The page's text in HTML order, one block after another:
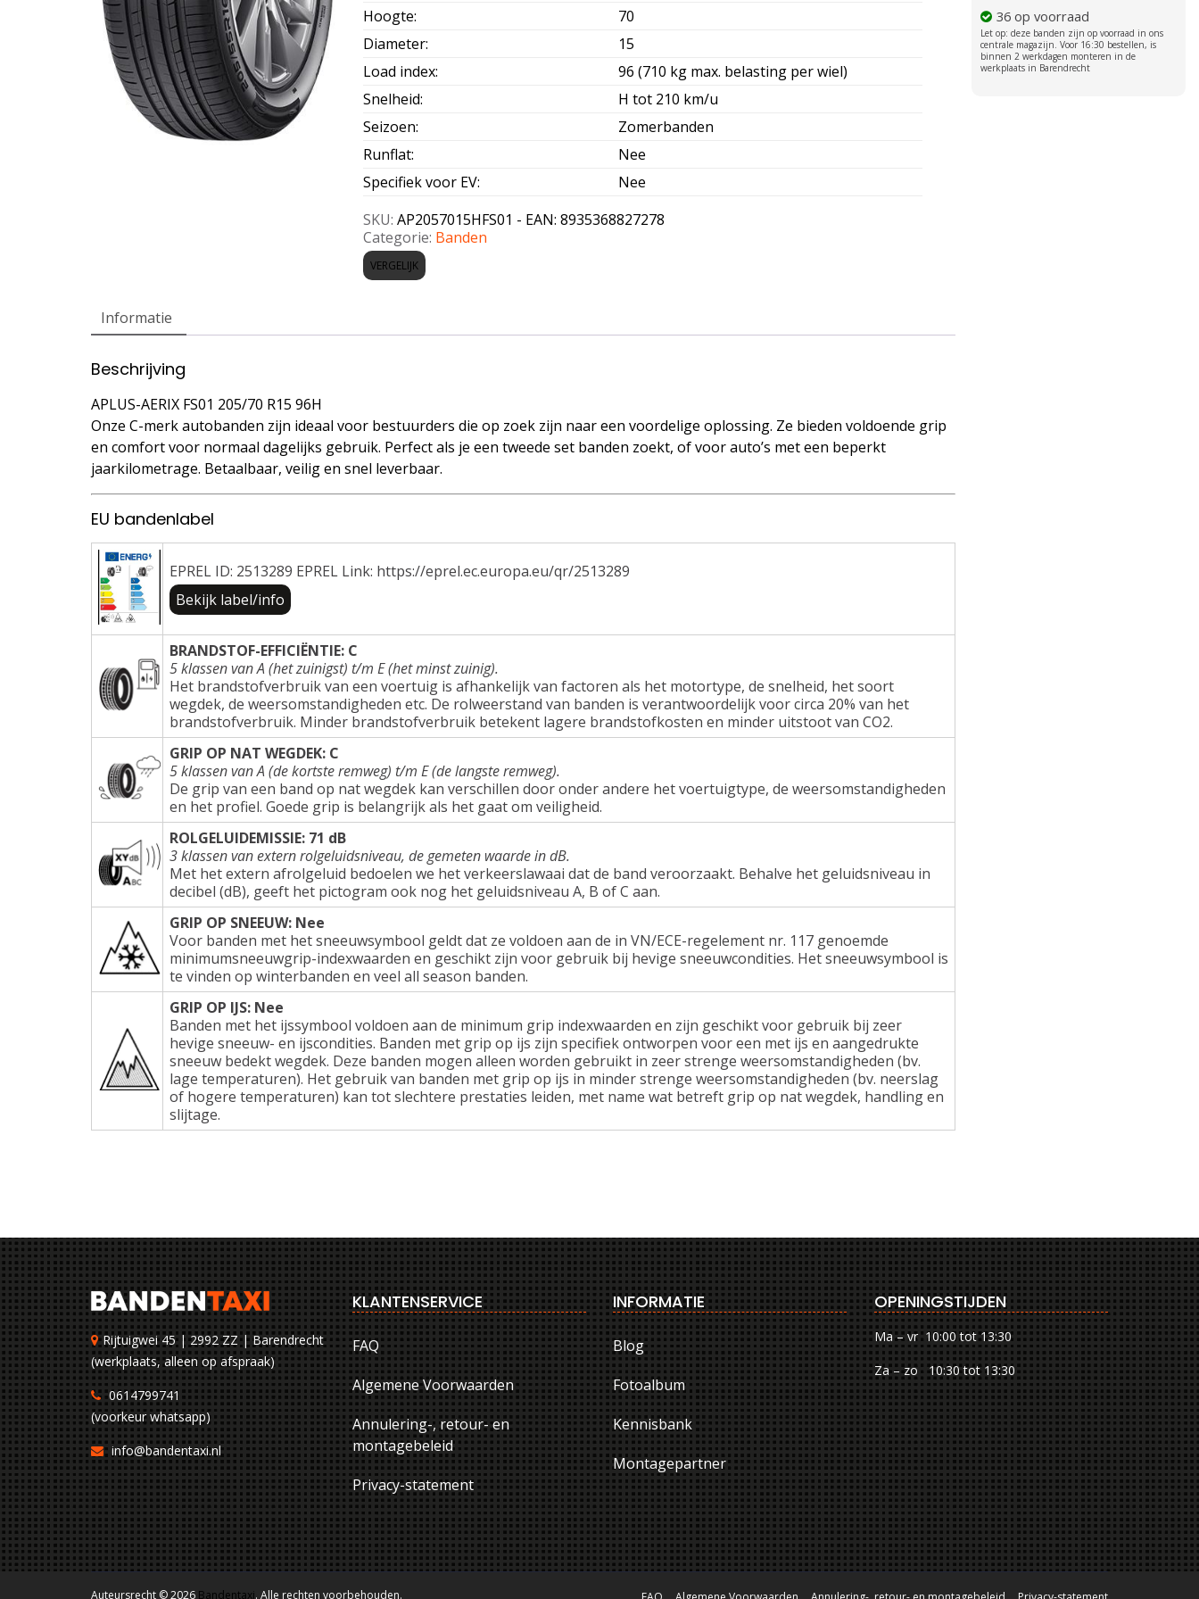
Hoogte:
70
Diameter:
15
Load index:
96 (710 kg max. belasting per wiel)
Snelheid:
H tot 210 km/u
Seizoen:
Zomerbanden
Runflat:
Nee
Specifiek voor EV:
Nee
SKU: AP2057015HFS01 - EAN: 8935368827278
Categorie: Banden
VERGELIJK
36 op voorraad
Informatie
Beschrijving
APLUS-AERIX FS01 205/70 R15 96H
Onze C-merk autobanden zijn ideaal voor bestuurders die op zoek zijn naar een voordelige oplossing. Ze bieden voldoende grip
en comfort voor normaal dagelijks gebruik. Perfect als je een tweede set banden zoekt, of voor auto’s met een beperkt
jaarkilometrage. Betaalbaar, veilig en snel leverbaar.
EU bandenlabel
EPREL ID: 2513289 EPREL Link: https://eprel.ec.europa.eu/qr/2513289
Bekijk label/info
BRANDSTOF-EFFICIËNTIE: C
5 klassen van A (het zuinigst) t/m E (het minst zuinig).
Het brandstofverbruik van een voertuig is afhankelijk van factoren als het motortype, de snelheid, het soort
wegdek, de weersomstandigheden etc. De rolweerstand van banden is verantwoordelijk voor circa 20% van het
brandstofverbruik. Minder brandstofverbruik betekent lagere brandstofkosten en minder uitstoot van CO2.
GRIP OP NAT WEGDEK: C
5 klassen van A (de kortste remweg) t/m E (de langste remweg).
De grip van een band op nat wegdek kan verschillen door onder andere het voertuigtype, de weersomstandigheden
en het profiel. Goede grip is belangrijk als het gaat om veiligheid.
ROLGELUIDEMISSIE: 71 dB
3 klassen van extern rolgeluidsniveau, de gemeten waarde in dB.
Met het extern afrolgeluid bedoelen we het verkeerslawaai dat de band veroorzaakt. Behalve het geluidsniveau in
decibel (dB), geeft het pictogram ook nog het geluidsniveau A, B of C aan.
GRIP OP SNEEUW: Nee
Voor banden met het sneeuwsymbool geldt dat ze voldoen aan de in VN/ECE-regelement nr. 117 genoemde
minimumsneeuwgrip-indexwaarden en geschikt zijn voor gebruik bij hevige sneeuwcondities. Het sneeuwsymbool is
te vinden op winterbanden en veel all season banden.
GRIP OP IJS: Nee
Banden met het ijssymbool voldoen aan de minimum grip indexwaarden en zijn geschikt voor gebruik bij zeer
hevige sneeuw- en ijscondities. Banden met grip op ijs zijn specifiek ontworpen voor een met ijs en aangedrukte
sneeuw bedekt wegdek. Deze banden mogen alleen worden gebruikt in zeer strenge weersomstandigheden (bv.
lage temperaturen). Het gebruik van banden met grip op ijs in minder strenge weersomstandigheden (bv. neerslag
of hogere temperaturen) kan tot slechtere prestaties leiden, met name wat betreft grip op nat wegdek, handling en
slijtage.
Rijtuigwei 45 | 2992 ZZ | Barendrecht
(werkplaats, alleen op afspraak)
0614799741
(voorkeur whatsapp)
info@bandentaxi.nl
KLANTENSERVICE
FAQ
Algemene Voorwaarden
Annulering-, retour- en
montagebeleid
Privacy-statement
INFORMATIE
Blog
Fotoalbum
Kennisbank
Montagepartner
OPENINGSTIJDEN
Ma – vr 10:00 tot 13:30
Za – zo 10:30 tot 13:30
Auteursrecht © 2026 Bandentaxi. Alle rechten voorbehouden.